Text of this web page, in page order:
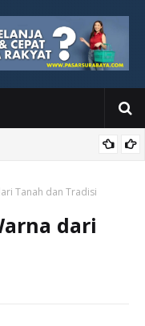
Tanah dan Tradisi
dari